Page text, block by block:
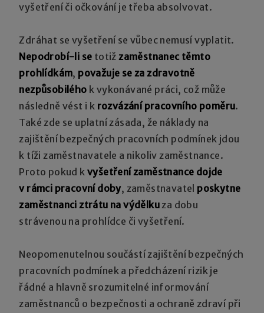
vyšetření či očkování je třeba absolvovat.
Zdráhat se vyšetření se vůbec nemusí vyplatit.
Nepodrobí-li se totižzaměstnanec těmto
prohlídkám, považuje se za zdravotně
nezpůsobilého k vykonávané práci, což může
následně vést i k rozvázání pracovního poměru.
Také zde se uplatní zásada, že náklady na
zajištění bezpečných pracovních podmínek jdou
k tíži zaměstnavatele a nikoliv zaměstnance.
Proto pokud kvyšetření zaměstnance dojde
v rámci pracovní doby, zaměstnavatel poskytne
zaměstnanci ztrátu na výdělku za dobu
strávenou na prohlídce či vyšetření.
Neopomenutelnou součástí zajištění bezpečných
pracovních podmínek a předcházení rizik je
řádné a hlavně srozumitelné informování
zaměstnanců o bezpečnosti a ochraně zdraví při